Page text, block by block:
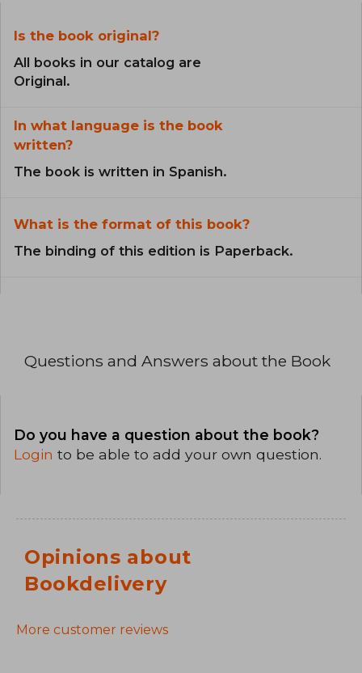
Is the book original?
All books in our catalog are
Original.
In what language is the book
written?
The book is written in Spanish.
What is the format of this book?
The binding of this edition is Paperback.
Questions and Answers about the Book
Do you have a question about the book?
Login to be able to add your own question.
Opinions about
Bookdelivery
More customer reviews